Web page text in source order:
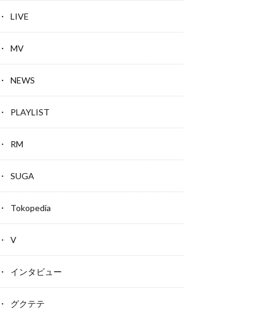
LIVE
MV
NEWS
PLAYLIST
RM
SUGA
Tokopedia
V
インタビュー
グクテテ